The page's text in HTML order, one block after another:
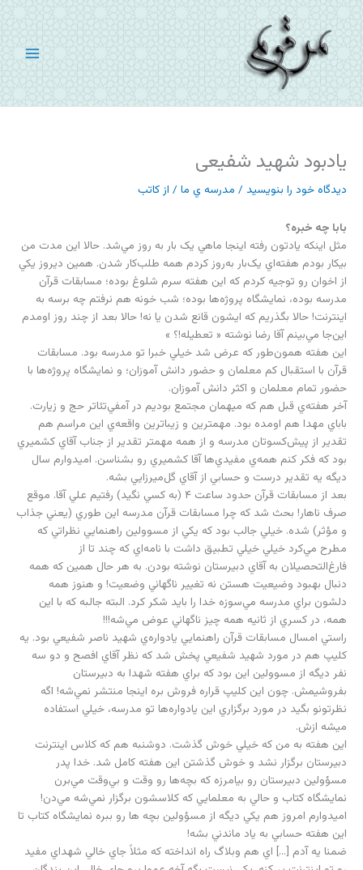
پرش
به
محتوا
یادبود شهید شفیعی
دیدگاه‌ خود را بنویسید / مدرسه ي ما / از کاتب
بابا چه خبره؟
مثل اينکه يادتون رفته اينجا ماهي يک بار به روز مي‌شد. حالا اين مدت من
بيکار بودم هفته‌اي يک‌بار به‌روز کردم همه طلب‌کار شدن. همين ديروز يکي
از اخوان رو توجيه کردم که اين هفته سرم شلوغ بوده؛ مسابقات قرآن
مدرسه بوده، نمايشگاه پروژه‌ها بوده؛ شب خونه هم نرفتم چه برسه به
اينترنت! حالا بگذريم که ايشون قانع شدن يا نه! حالا بعد از چند روز اومدم
اين‌جا مي‌بينم آقا رضا نوشته « تعطيله!؟ »
اين هفته همون‌طور که عرض شد خيلي خبرا تو مدرسه بود. مسابقات
قرآن با استقبال کم معلمان و حضور دانش آموزان؛ و نمايشگاه پروژه‌ها با
حضور تمام معلمان و اکثر دانش آموزان.
آخر هفته‌ي قبل هم که ميهمان مجتمع بوديم در آمفي‌تئاتر حج و زيارت.
باباي مهدا هم اومده بود. مهمترين و زيباترين واقعه‌ي اين مراسم هم
تقدير از پيش‌کسوتان مدرسه و از همه مهمتر تقدير از جناب آقاي کشميري
بود که فکر کنم همه‌ي مفيدي‌ها آقا کشميري رو بشناسن. اميدوارم سال
ديگه يه تقدير درست و حسابي از آقاي گل‌ميرزايي بشه.
بعد از مسابقات قرآن حدود ساعت ۴ (به کسي نگيد) رفتيم علي آقا. موقع
صرف ناهار! بحث شد که چرا مسابقات قرآن مدرسه اين طوري (يعني جذاب
و مؤثر) شده. خيلي جالب بود که يکي از مسوولين راهنمايي نظراتي که
مطرح مي‌کرد خيلي خيلي تطبيق داشت با نامه‌اي که چند تا از
فارغ‌التحصيلان به آقاي دبيرستان نوشته بودن. به هر حال همين که همه
دنبال بهبود وضيعيت هستن نه تغيير ناگهاني وضعيت! و هنوز همه
دلشون براي مدرسه مي‌سوزه خدا را بايد شکر کرد. البته جالبه که با اين
همه، در کسري از ثانيه همه چيز ناگهاني عوض مي‌شه!!!
راستي امسال مسابقات قرآن راهنمايي يادواره‌ي شهيد ناصر شفيعي بود. يه
کليپ هم در مورد شهيد شفيعي پخش شد که نظر آقاي افصح و دو سه
نفر ديگه از مسوولين اين بود که براي هفته شهدا به دبيرستان
بفروشيمش. چون اين کليپ قراره فروش بره اينجا منتشر نمي‌شه! اگه
نظرتونو بگيد در مورد برگزاري اين يادواره‌ها تو مدرسه، خيلي استفاده
ميشه ازش.
اين هفته به من که خيلي خوش گذشت. دوشنبه هم که کلاس اينترنت
دبيرستان برگزار نشد و خوش گذشتن اين هفته کامل شد. خدا پدر
مسؤولين دبيرستان رو بيامرزه که بچه‌ها رو وقت و بي‌وقت مي‌برن
نمايشگاه کتاب و حالي به معلمايي که کلاسشون برگزار نمي‌شه مي‌دن!
اميدوارم امروز هم يکي ديگه از مسؤولين بچه ها رو ببره نمايشگاه کتاب تا
اين هفته حسابي به ياد ماندني بشه!
ضمنا يه آدم […] اي هم وبلاگ راه انداخته كه مثلاً جاي خالي شهداي مفيد